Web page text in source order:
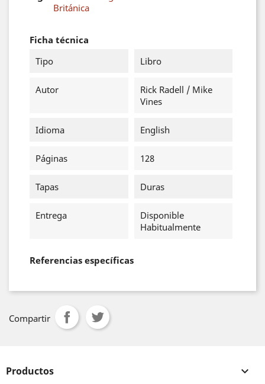
Británica
Ficha técnica
Tipo
Libro
Autor
Rick Radell / Mike
Vines
Idioma English
Páginas 128
Tapas Duras
Entrega
Disponible
Habitualmente
Referencias específicas
Compartir
Productos 